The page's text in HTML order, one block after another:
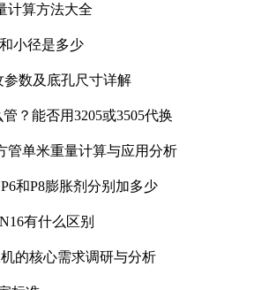
计算方法大全
小径是多少
参数及底孔尺寸详解
？能否用3205或3505代换
管单米重量计算与应用分析
和P8膨胀剂分别加多少
有什么区别
的核心需求调研与分析